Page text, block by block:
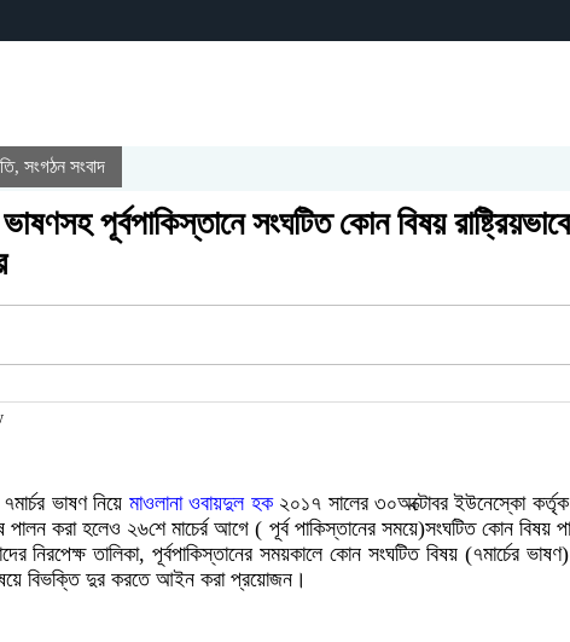
, সংগঠন সংবাদ
পূর্বপাকিস্তানে সংঘটিত কোন বিষয়
ভাষণ নিয়ে মাওলানা ওবায়দুল হক২০১৭ সালের ৩০অক্টোবর ইউনেস্কো কর্তৃক
পালন করা হলেও ২৬শে মাচের্র আগে ( পূর্ব পাকিস্তানের সময়ে)সংঘটিত কোন বিষয়
নিরপেক্ষ তালিকা, পূর্বপাকিস্তানের সময়কালে কোন সংঘটিত বিষয় (৭মার্চের
বিভক্তি দুর করতে আইন করা প্রয়োজন।